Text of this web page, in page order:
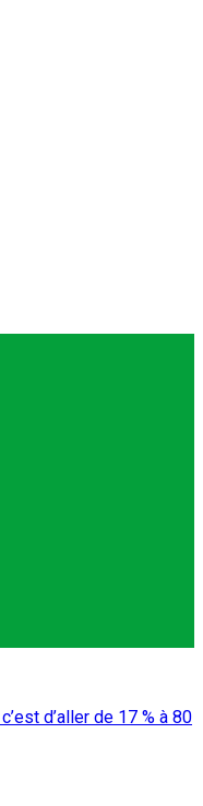
d’aller de 17 % à 80